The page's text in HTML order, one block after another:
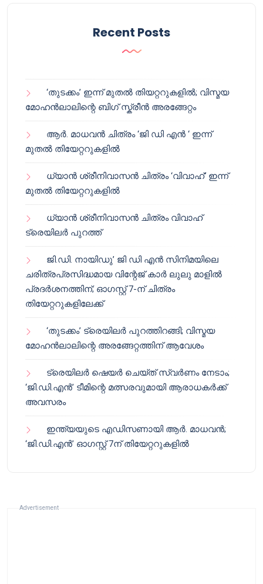
Recent Posts
‘തുടക്കം’ ഇന്ന് മുതൽ തിയറ്ററുകളിൽ; വിസ്മയ
മോഹൻലാലിന്റെ ബിഗ് സ്ക്രീൻ അരങ്ങേറ്റം
ആർ. മാധവൻ ചിത്രം ‘ജി ഡി എൻ ‘ ഇന്ന്
മുതൽ തിയേറ്ററുകളിൽ
ധ്യാൻ ശ്രീനിവാസൻ ചിത്രം ‘വിവാഹ്’ ഇന്ന്
മുതൽ തിയേറ്ററുകളിൽ
ധ്യാൻ ശ്രീനിവാസൻ ചിത്രം വിവാഹ്
ട്രെയിലർ പുറത്ത്
ജി.ഡി. നായിഡു’ ജി ഡി എൻ സിനിമയിലെ
ചരിത്രപ്രസിദ്ധമായ വിന്റേജ് കാർ ലുലു മാളിൽ
പ്രദർശനത്തിന്; ഓഗസ്റ്റ് 7-ന് ചിത്രം
തിയേറ്ററുകളിലേക്ക്
‘തുടക്കം’ ട്രെയിലർ പുറത്തിറങ്ങി; വിസ്മയ
മോഹൻലാലിന്റെ അരങ്ങേറ്റത്തിന് ആവേശം
ട്രെയിലർ ഷെയർ ചെയ്‌ത് സ്വർണം നേടാം;
‘ജി.ഡി.എൻ’ ടീമിന്റെ മത്സരവുമായി ആരാധകർക്ക്
അവസരം
ഇന്ത്യയുടെ എഡിസണായി ആർ. മാധവൻ;
‘ജി.ഡി.എൻ’ ഓഗസ്റ്റ് 7ന് തിയേറ്ററുകളിൽ
Advertisement